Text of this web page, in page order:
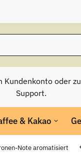
oder
Support.
& Kakao
Note aromatisiert